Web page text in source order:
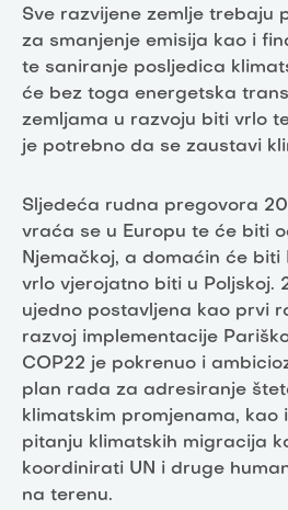
Sve razvijene zemlje trebaju
za smanjenje emisija kao i
te saniranje posljedica
će bez toga energetska
zemljama u razvoju biti vrlo
je potrebno da se zaustavi
Sljedeća rudna pregovora
vraća se u Europu te će biti
Njemačkoj, a domaćin će biti
vrlo vjerojatno biti u Poljskoj.
ujedno postavljena kao prvi
razvoj implementacije
COP22 je pokrenuo i
plan rada za adresiranje
klimatskim promjenama, kao
pitanju klimatskih migracija
koordinirati UN i druge
na terenu.